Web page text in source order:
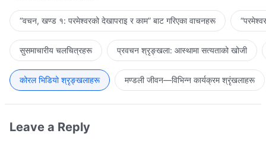
“वचन, खण्ड १: परमेश्‍वरको देखापराइ र काम” बाट गरिएका वाचनहरू
सुसमाचारीय चलचित्रहरू प्रवचन श्रृङ्खला: आस्थामा सत्यताको खोजी
कोरल भिडियो श्रृङ्खलाहरू मण्डली जीवन—विभिन्‍न कार्यक्रम श्रृंखलाहरू
Leave a Reply